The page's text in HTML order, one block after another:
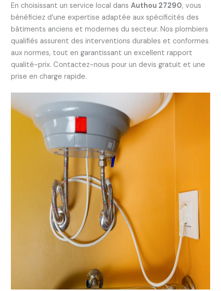
En choisissant un service local dans Authou 27290, vous
bénéficiez d’une expertise adaptée aux spécificités des
bâtiments anciens et modernes du secteur. Nos plombiers
qualifiés assurent des interventions durables et conformes
aux normes, tout en garantissant un excellent rapport
qualité-prix. Contactez-nous pour un devis gratuit et une
prise en charge rapide.